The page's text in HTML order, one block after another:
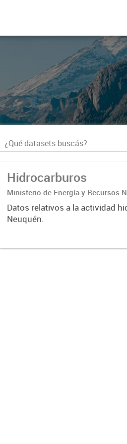
Hidrocarburos
Ministerio de Energía y Recursos
Hidrocarburos.
Datos relativos a la actividad
Neuquén.